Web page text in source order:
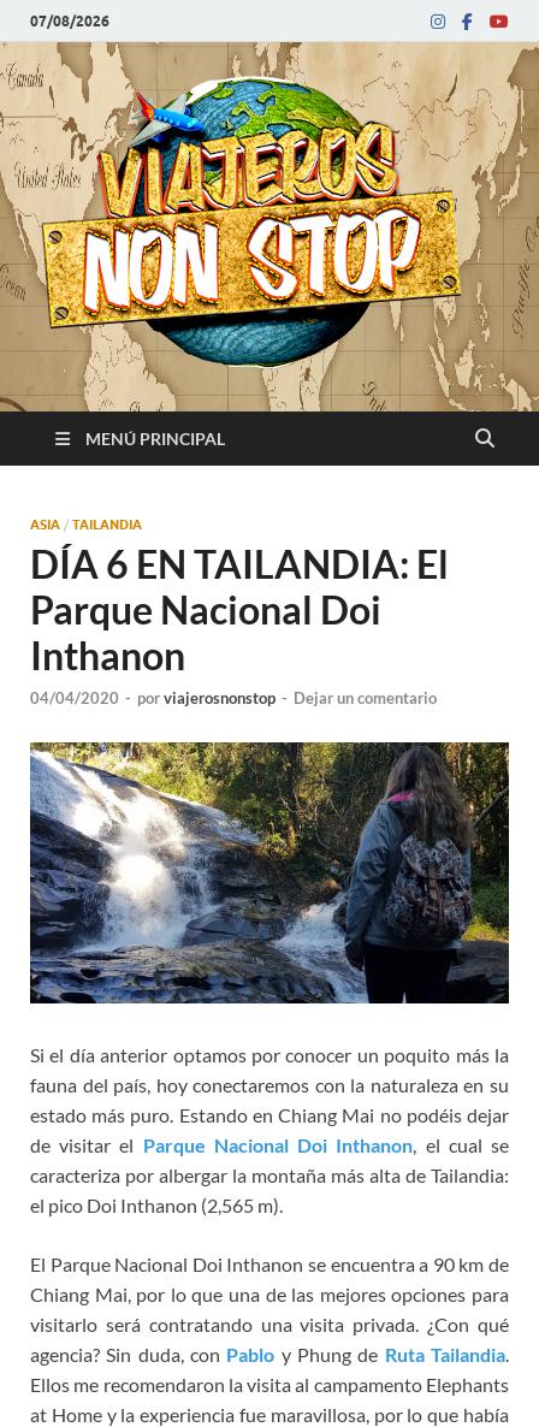
07/08/2026
Blog
de
viajes
MENÚ PRINCIPAL
ASIA / TAILANDIA
DÍA 6 EN TAILANDIA: El
Parque Nacional Doi
Inthanon
04/04/2020 - porviajerosnonstop - Dejar un comentario
Si el día anterior optamos por conocer un poquito más la
fauna del país, hoy conectaremos con la naturaleza en su
estado más puro. Estando en Chiang Mai no podéis dejar
de visitar el Parque Nacional Doi Inthanon, el cual se
caracteriza por albergar la montaña más alta de Tailandia:
el pico Doi Inthanon (2,565 m).
El Parque Nacional Doi Inthanon se encuentra a 90 km de
Chiang Mai, por lo que una de las mejores opciones para
visitarlo será contratando una visita privada. ¿Con qué
agencia? Sin duda, con Pablo y Phung de Ruta Tailandia.
Ellos me recomendaron la visita al campamento Elephants
at Home y la experiencia fue maravillosa, por lo que había